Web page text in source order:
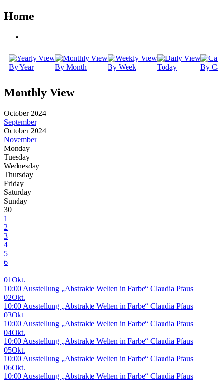
Home
By Year By Month By Week Today By
Monthly View
October 2024
September
October 2024
November
Monday
Tuesday
Wednesday
Thursday
Friday
Saturday
Sunday
30
1
2
3
4
5
6
01Okt.
10:00 Ausstellung „Abstrakte Welten in Farbe“ Claudia Pfaus
02Okt.
10:00 Ausstellung „Abstrakte Welten in Farbe“ Claudia Pfaus
03Okt.
10:00 Ausstellung „Abstrakte Welten in Farbe“ Claudia Pfaus
04Okt.
10:00 Ausstellung „Abstrakte Welten in Farbe“ Claudia Pfaus
05Okt.
10:00 Ausstellung „Abstrakte Welten in Farbe“ Claudia Pfaus
06Okt.
10:00 Ausstellung „Abstrakte Welten in Farbe“ Claudia Pfaus